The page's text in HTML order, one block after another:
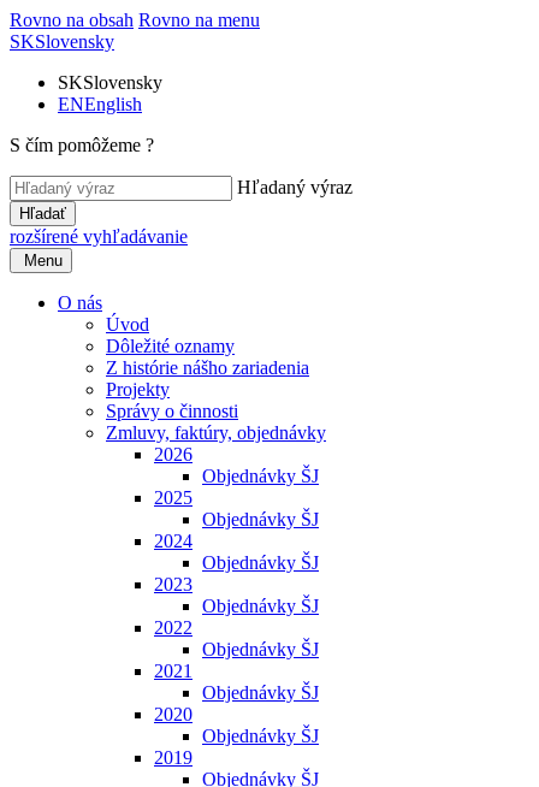
Rovno na obsah Rovno na menu
SKSlovensky
SKSlovensky
ENEnglish
S čím pomôžeme ?
Hľadaný výraz
Hľadať
rozšírené vyhľadávanie
Menu
O nás
Úvod
Dôležité oznamy
Z histórie nášho zariadenia
Projekty
Správy o činnosti
Zmluvy, faktúry, objednávky
2026
Objednávky ŠJ
2025
Objednávky ŠJ
2024
Objednávky ŠJ
2023
Objednávky ŠJ
2022
Objednávky ŠJ
2021
Objednávky ŠJ
2020
Objednávky ŠJ
2019
Objednávky ŠJ